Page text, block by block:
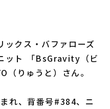
プライバシーポリシー
クス・バファローズ
ット 「BsGravity（ビ
（りゅうと）さん。
れ、背番号#384、ニ